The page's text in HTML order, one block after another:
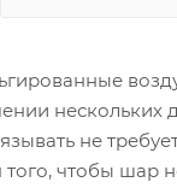
не
чтобы